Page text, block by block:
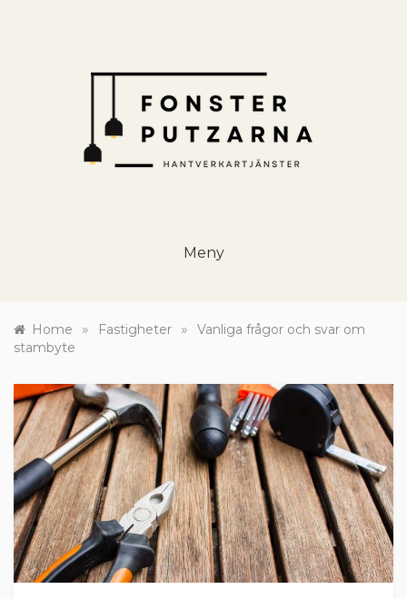
Meny
Home » Fastigheter »
Vanliga frågor och svar om
stambyte